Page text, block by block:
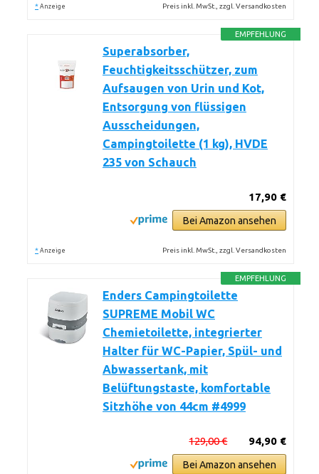
* Anzeige Preis inkl. MwSt., zzgl. Versandkosten
EMPFEHLUNG
Superabsorber,
Feuchtigkeitsschützer, zum
Aufsaugen von Urin und Kot,
Entsorgung von flüssigen
Ausscheidungen,
Campingtoilette (1 kg), HVDE
235 von Schauch
17,90 €
Bei Amazon ansehen
* Anzeige Preis inkl. MwSt., zzgl. Versandkosten
EMPFEHLUNG
Enders Campingtoilette
SUPREME Mobil WC
Chemietoilette, integrierter
Halter für WC-Papier, Spül- und
Abwassertank, mit
Belüftungstaste, komfortable
Sitzhöhe von 44cm #4999
94,90 €
129,00 €
Bei Amazon ansehen